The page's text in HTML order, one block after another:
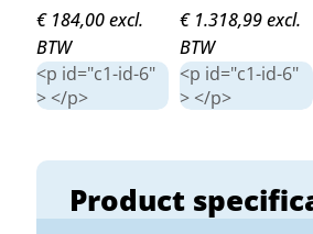
Product
Plus/Turbo
€ 184,00 excl.
BTW
<p id="c1-id-6"
> </p>
Uitlopend
€ 1.318,99 excl.
BTW
<p id="c1-id-6"
> </p>